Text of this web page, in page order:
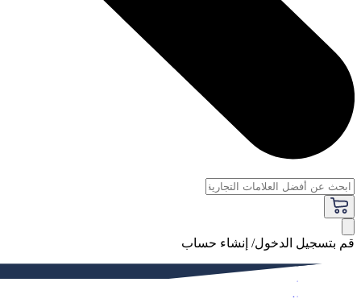
قم بتسجيل الدخول/ إنشاء حساب
فاخر
النساء
الرجال